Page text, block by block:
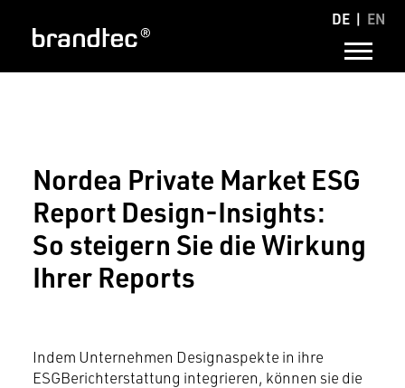
DE EN
Nordea Private Market ESG
Report Design-Insights:
So steigern Sie die Wirkung
Ihrer Reports
Indem Unternehmen Designaspekte in ihre
ESGBerichterstattung integrieren, können sie die